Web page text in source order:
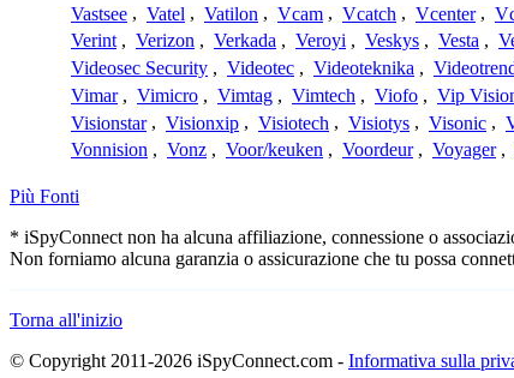
Vastsee , Vatel , Vatilon , Vcam , Vcatch , Vcenter ,
Verint , Verizon , Verkada , Veroyi , Veskys , Vesta ,
Videosec Security , Videotec , Videoteknika ,
Vimar , Vimicro , Vimtag , Vimtech , Viofo , Vip
Visionstar , Visionxip , Visiotech , Visiotys , Visonic ,
Vonnision , Vonz , Voor/keuken , Voordeur , Voyager ,
Più Fonti
* iSpyConnect non ha alcuna affiliazione, connessione o
Non forniamo alcuna garanzia o assicurazione che tu possa
Torna all'inizio
© Copyright 2011-2026 iSpyConnect.com - Informativa sulla